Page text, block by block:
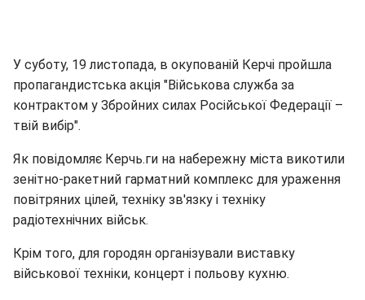
У суботу, 19 листопада, в окупованій Керчі пройшла
пропагандистська акція "Військова служба за
контрактом у Збройних силах Російської Федерації –
твій вибір".
Як повідомляє Керчь.ги на набережну міста викотили
зенітно-ракетний гарматний комплекс для ураження
повітряних цілей, техніку зв'язку і техніку
радіотехнічних військ.
Крім того, для городян організували виставку
військової техніки, концерт і польову кухню.